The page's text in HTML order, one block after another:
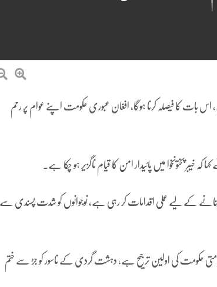
اس بات کا فیصلہ کرنا ہوگا، افغان عبوری حکومت اپنے عوام پر رحم
پختونخوا میں پائیدار امن کا قیام ناگزیر ہو چکا ہے۔
بنانے کے لیے عملی اقدامات کر رہی ہے، نوجوانوں کو شدت پسندی سے
سلامتی حکومت کی اولین ترجیح ہے، دہشت گردی کے ناسور کو جڑ سے ختم